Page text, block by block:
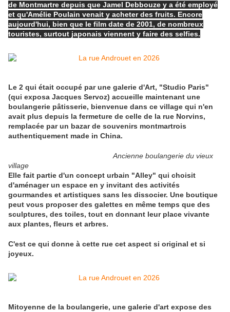
de Montmartre depuis que Jamel Debbouze y a été employé
et qu'Amélie Poulain venait y acheter des fruits. Encore
aujourd'hui, bien que le film date de 2001, de nombreux
touristes, surtout japonais viennent y faire des selfies.
Le 2 qui était occupé par une galerie d'Art, "Studio Paris"
(qui exposa Jacques Servoz) accueille maintenant une
boulangerie pâtisserie, bienvenue dans ce village qui n'en
avait plus depuis la fermeture de celle de la rue Norvins,
remplacée par un bazar de souvenirs montmartrois
authentiquement made in China.
Ancienne boulangerie du vieux
village
Elle fait partie d'un concept urbain "Alley" qui choisit
d'aménager un espace en y invitant des activités
gourmandes et artistiques sans les dissocier. Une boutique
peut vous proposer des galettes en même temps que des
sculptures, des toiles, tout en donnant leur place vivante
aux plantes, fleurs et arbres.
C'est ce qui donne à cette rue cet aspect si original et si
joyeux.
Mitoyenne de la boulangerie, une galerie d'art expose des